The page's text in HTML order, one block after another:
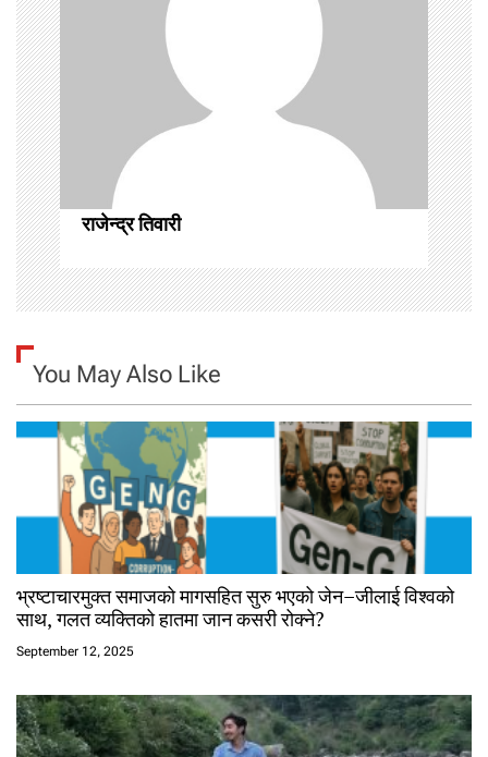
a
t
i
o
n
राजेन्द्र तिवारी
You May Also Like
भ्रष्टाचारमुक्त समाजको मागसहित सुरु भएको जेन–जीलाई विश्वको
साथ, गलत व्यक्तिको हातमा जान कसरी रोक्ने?
September 12, 2025